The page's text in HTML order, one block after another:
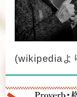
(wikipediaよ